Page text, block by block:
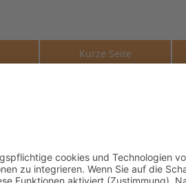
Kurze Seite